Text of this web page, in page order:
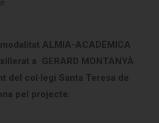
ALMIA-ACADÈMICA
a GERARD MONTANYÀ
del col·legi Santa Teresa de
pel projecte: